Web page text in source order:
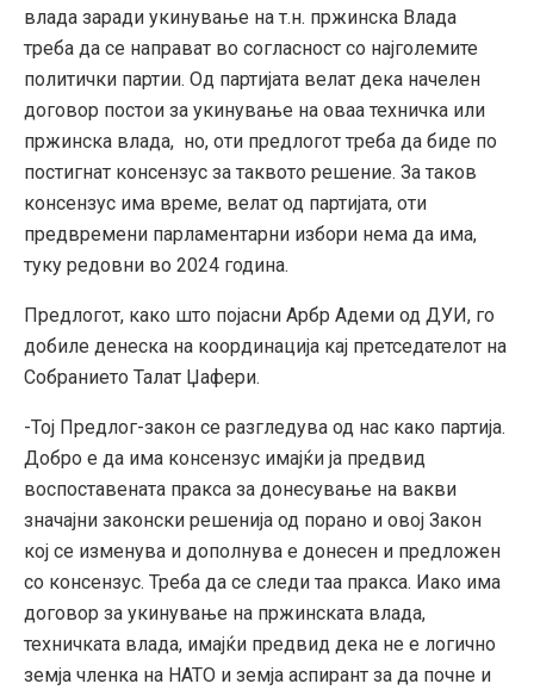
влада заради укинување на т.н. пржинска Влада
треба да се направат во согласност со најголемите
политички партии. Од партијата велат дека начелен
договор постои за укинување на оваа техничка или
пржинска влада, но, оти предлогот треба да биде по
постигнат консензус за таквото решение. За таков
консензус има време, велат од партијата, оти
предвремени парламентарни избори нема да има,
туку редовни во 2024 година.
Предлогот, како што појасни Арбр Адеми од ДУИ, го
добиле денеска на координација кај претседателот на
Собранието Талат Џафери.
-Тој Предлог-закон се разгледува од нас како партија.
Добро е да има консензус имајќи ја предвид
воспоставената пракса за донесување на вакви
значајни законски решенија од порано и овој Закон
кој се изменува и дополнува е донесен и предложен
со консензус. Треба да се следи таа пракса. Иако има
договор за укинување на пржинската влада,
техничката влада, имајќи предвид дека не е логично
земја членка на НАТО и земја аспирант за да почне и